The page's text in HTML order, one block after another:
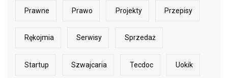
Prawne Prawo Projekty Przepisy
Rękojmia Serwisy Sprzedaż
Startup Szwajcaria Tecdoc Uokik